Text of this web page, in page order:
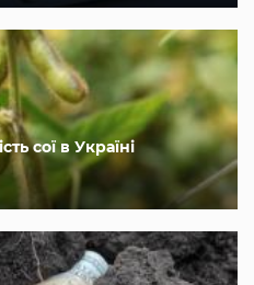
сої в Україні